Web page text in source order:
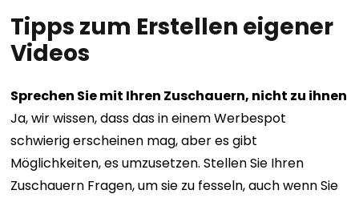
Tipps zum Erstellen eigener
Videos
Sprechen Sie mit Ihren Zuschauern, nicht zu ihnen
Ja, wir wissen, dass das in einem Werbespot
schwierig erscheinen mag, aber es gibt
Möglichkeiten, es umzusetzen. Stellen Sie Ihren
Zuschauern Fragen, um sie zu fesseln, auch wenn Sie